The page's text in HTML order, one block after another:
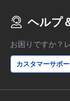
ヘルプ
お困りですか？
カスタマーサポー